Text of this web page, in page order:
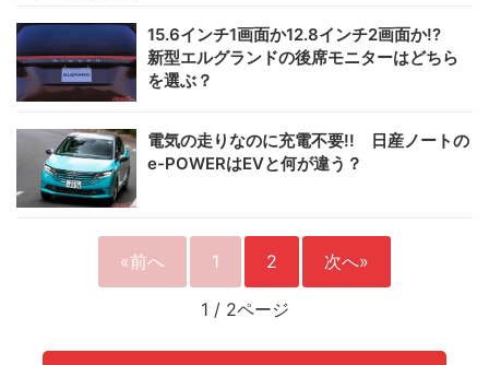
15.6インチ1画面か12.8インチ2画面か!?
新型エルグランドの後席モニターはどちら
を選ぶ？
電気の走りなのに充電不要!! 日産ノートの
e-POWERはEVと何が違う？
«前へ 1 2 次へ»
1 / 2ページ